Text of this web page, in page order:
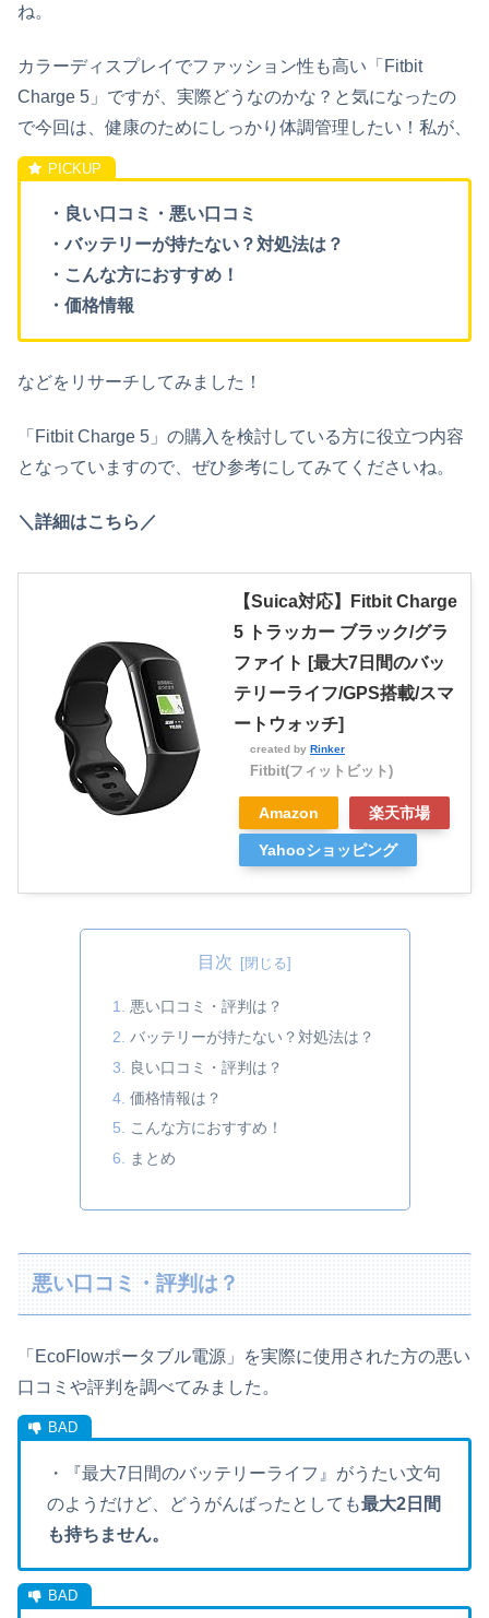
ね。
カラーディスプレイでファッション性も高い「Fitbit
Charge 5」ですが、実際どうなのかな？と気になったの
で今回は、健康のためにしっかり体調管理したい！私が、
・良い口コミ・悪い口コミ
・バッテリーが持たない？対処法は？
・こんな方におすすめ！
・価格情報
などをリサーチしてみました！
「Fitbit Charge 5」の購入を検討している方に役立つ内容
となっていますので、ぜひ参考にしてみてくださいね。
＼詳細はこちら／
【Suica対応】Fitbit Charge
5 トラッカー ブラック/グラ
ファイト [最大7日間のバッ
テリーライフ/GPS搭載/スマ
ートウォッチ]
created by Rinker
Fitbit(フィットビット)
Amazon 楽天市場
Yahooショッピング
目次
悪い口コミ・評判は？
バッテリーが持たない？対処法は？
良い口コミ・評判は？
価格情報は？
こんな方におすすめ！
まとめ
悪い口コミ・評判は？
「EcoFlowポータブル電源」を実際に使用された方の悪い
口コミや評判を調べてみました。
・『最大7日間のバッテリーライフ』がうたい文句
のようだけど、どうがんばったとしても最大2日間
も持ちません。